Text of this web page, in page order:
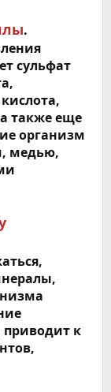
.
сульфат
также еще
организм
медью,
к